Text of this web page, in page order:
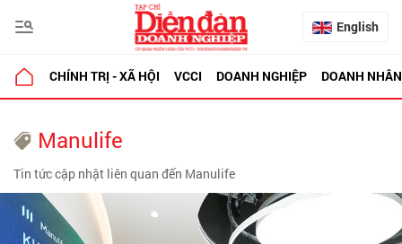
English
CHÍNH TRỊ - XÃ HỘI VCCI DOANH NGHIỆP DOANH NHÂN
Manulife
Tin tức cập nhật liên quan đến Manulife